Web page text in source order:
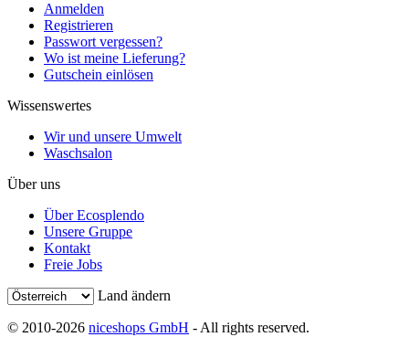
Anmelden
Registrieren
Passwort vergessen?
Wo ist meine Lieferung?
Gutschein einlösen
Wissenswertes
Wir und unsere Umwelt
Waschsalon
Über uns
Über Ecosplendo
Unsere Gruppe
Kontakt
Freie Jobs
Land ändern
© 2010-2026 niceshops GmbH - All rights reserved.